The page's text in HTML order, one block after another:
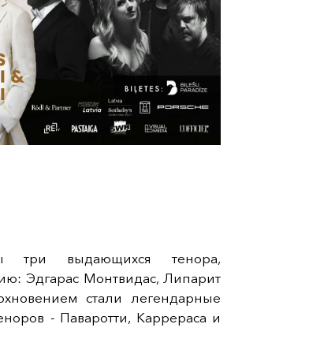
три выдающихся тенора,
Эдгарас Монтвидас, Липарит
стали легендарные
- Паваротти, Каррераса и